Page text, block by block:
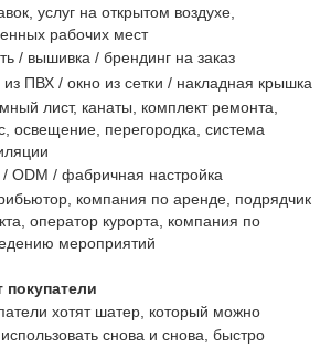
услуг на открытом воздухе,
рабочих мест
/ вышивка / брендинг на заказ
ПВХ / окно из сетки / накладная крышка
лист, канаты, комплект ремонта,
освещение, перегородка, система
/ ODM / фабричная настройка
компания по аренде, подрядчик
оператор курорта, компания по
мероприятий
покупатели
хотят шатер, который можно
снова и снова, быстро